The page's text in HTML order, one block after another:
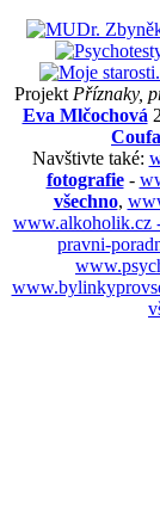
Projekt Příznaky,
Eva Mlčochová
Navštivte také:
fotografie-
všechno,
www.alkoholik.cz
pravni-